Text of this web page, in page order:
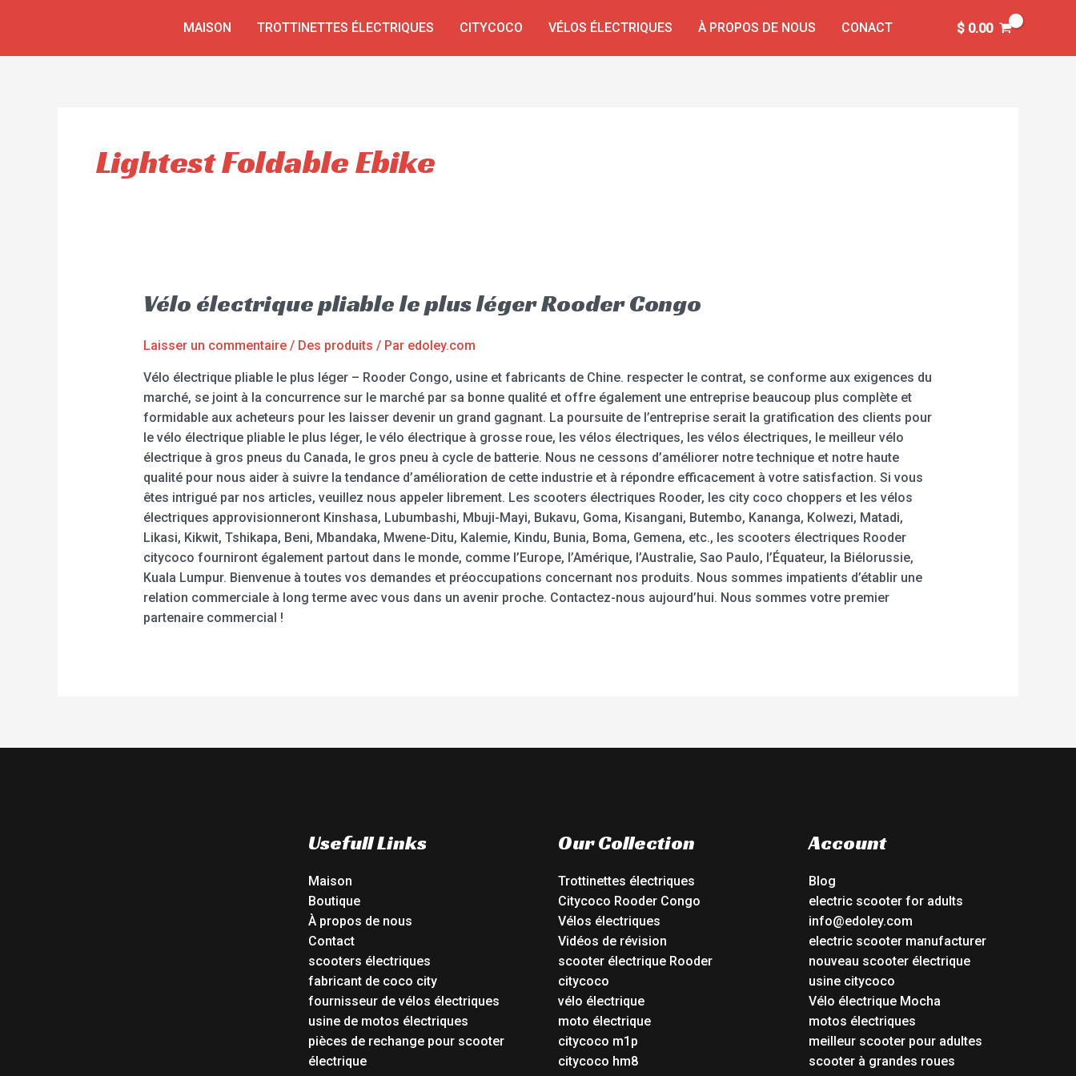
MAISON TROTTINETTES ÉLECTRIQUES CITYCOCO VÉLOS ÉLECTRIQUES À PROPOS DE NOUS CONACT $0.00
Lightest Foldable Ebike
Vélo électrique pliable le plus léger Rooder Congo
Laisser un commentaire / Des produits / Par edoley.com
Vélo électrique pliable le plus léger – Rooder Congo, usine et fabricants de Chine. respecter le contrat, se conforme aux exigences du
marché, se joint à la concurrence sur le marché par sa bonne qualité et offre également une entreprise beaucoup plus complète et
formidable aux acheteurs pour les laisser devenir un grand gagnant. La poursuite de l’entreprise serait la gratification des clients pour
le vélo électrique pliable le plus léger, le vélo électrique à grosse roue, les vélos électriques, les vélos électriques, le meilleur vélo
électrique à gros pneus du Canada, le gros pneu à cycle de batterie. Nous ne cessons d’améliorer notre technique et notre haute
qualité pour nous aider à suivre la tendance d’amélioration de cette industrie et à répondre efficacement à votre satisfaction. Si vous
êtes intrigué par nos articles, veuillez nous appeler librement. Les scooters électriques Rooder, les city coco choppers et les vélos
électriques approvisionneront Kinshasa, Lubumbashi, Mbuji-Mayi, Bukavu, Goma, Kisangani, Butembo, Kananga, Kolwezi, Matadi,
Likasi, Kikwit, Tshikapa, Beni, Mbandaka, Mwene-Ditu, Kalemie, Kindu, Bunia, Boma, Gemena, etc., les scooters électriques Rooder
citycoco fourniront également partout dans le monde, comme l’Europe, l’Amérique, l’Australie, Sao Paulo, l’Équateur, la Biélorussie,
Kuala Lumpur. Bienvenue à toutes vos demandes et préoccupations concernant nos produits. Nous sommes impatients d’établir une
relation commerciale à long terme avec vous dans un avenir proche. Contactez-nous aujourd’hui. Nous sommes votre premier
partenaire commercial !
Usefull Links
Maison
Boutique
À propos de nous
Contact
scooters électriques
fabricant de coco city
fournisseur de vélos électriques
usine de motos électriques
pièces de rechange pour scooter
électrique
Our Collection
Trottinettes électriques
Citycoco Rooder Congo
Vélos électriques
Vidéos de révision
scooter électrique Rooder
citycoco
vélo électrique
moto électrique
citycoco m1p
citycoco hm8
Account
Blog
electric scooter for adults
info@edoley.com
electric scooter manufacturer
nouveau scooter électrique
usine citycoco
Vélo électrique Mocha
motos électriques
meilleur scooter pour adultes
scooter à grandes roues